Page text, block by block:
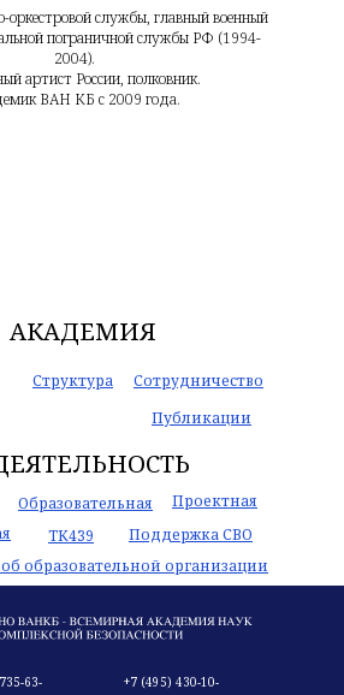
оркестровой службы, главный военный
пограничной службы РФ (1994-
2004).
артист России, полковник.
ВАН КБ с 2009 года.
АКАДЕМИЯ
Структура
Публикации
Сотрудничество
Образовательная
Проектная
ТК439
63-
+7 (495) 430-10-
Поддержка СВО
образовательной организации